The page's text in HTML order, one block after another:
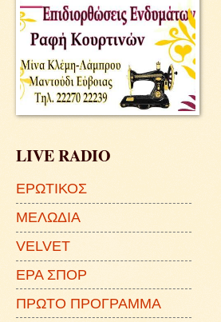
LIVE RADIO
ΕΡΩΤΙΚΟΣ
ΜΕΛΩΔΙΑ
VELVET
ΕΡΑ ΣΠΟΡ
ΠΡΩΤΟ ΠΡΟΓΡΑΜΜΑ